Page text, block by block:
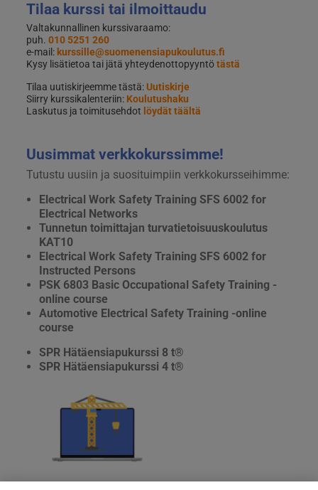
Tilaa kurssi tai ilmoittaudu
Valtakunnallinen kurssivaraamo:
puh. 010 5251 260
e-mail: kurssille@suomenensiapukoulutus.fi
Kysy lisätietoa tai jätä yhteydenottopyyntötästä
Tilaa uutiskirjeemme tästä:Uutiskirje
Siirry kurssikalenteriin: Koulutushaku
Laskutus ja toimitusehdot löydät täältä
Uusimmat verkkokurssimme!
Tutustu uusiin ja suosituimpiin verkkokursseihimme:
Electrical Work Safety Training SFS 6002 for
Electrical Networks
Tunnetun toimittajan turvatietoisuuskoulutus
KAT10
Electrical Work Safety Training SFS 6002 for
Instructed Persons
PSK 6803 Basic Occupational Safety Training -
online course
Automotive Electrical Safety Training -online
course
SPR Hätäensiapukurssi 8 t®
SPR Hätäensiapukurssi 4 t®